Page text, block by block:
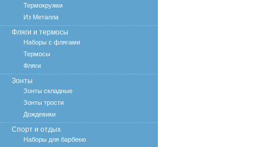
Термокружки
Из Металла
Фляги и термосы
Наборы с флягами
Термосы
Фляги
Зонты
Зонты складные
Зонты трости
Дождевики
Спорт и отдых
Наборы для барбекю